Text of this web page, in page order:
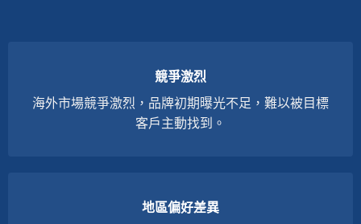
競爭激烈
海外市場競爭激烈，品牌初期曝光不足，難以被目標
客戶主動找到。
地區偏好差異